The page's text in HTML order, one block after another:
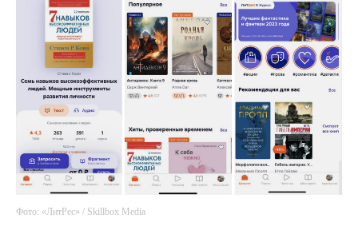
Фото: «ЛитРес» / Skillbox Media